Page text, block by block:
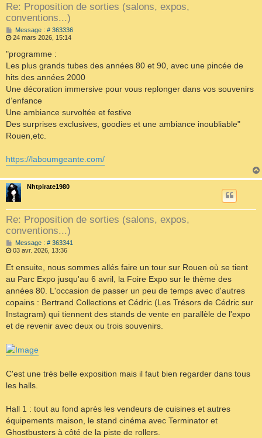
Re: Proposition de sorties (salons, expos,
conventions...)
Message : # 363336M
g
e
24 mars 2026, 15:14
"programme :
Les plus grands tubes des années 80 et 90, avec une pincée de
hits des années 2000
Une décoration immersive pour vous replonger dans vos souvenirs
d’enfance
Une ambiance survoltée et festive
Des surprises exclusives, goodies et une ambiance inoubliable"
Rouen,etc.
https://laboumgeante.com/
Nhtpirate1980
Re: Proposition de sorties (salons, expos,
conventions...)
Message : # 363341
s
g
03 avr. 2026, 13:36
Et ensuite, nous sommes allés faire un tour sur Rouen où se tient
au Parc Expo jusqu'au 6 avril, la Foire Expo sur le thème des
années 80. L'occasion de passer un peu de temps avec d'autres
copains : Bertrand Collections et Cédric (Les Trésors de Cédric sur
Instagram) qui tiennent des stands de vente en parallèle de l'expo
et de revenir avec deux ou trois souvenirs.
C'est une très belle exposition mais il faut bien regarder dans tous
les halls.
Hall 1 : tout au fond après les vendeurs de cuisines et autres
équipements maison, le stand cinéma avec Terminator et
Ghostbusters à côté de la piste de rollers.